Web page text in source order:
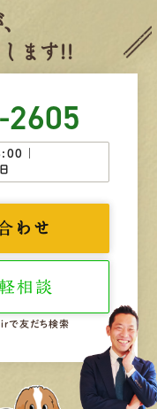
ます!!
｜
わせ
相談
で友だち検索